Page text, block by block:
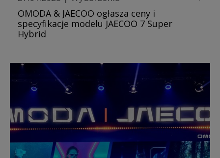
OMODA & JAECOO ogłasza ceny i
specyfikacje modelu JAECOO 7 Super
Hybrid